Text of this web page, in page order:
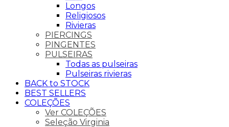
Longos
Religiosos
Rivieras
PIERCINGS
PINGENTES
PULSEIRAS
Todas as pulseiras
Pulseiras rivieras
BACK to STOCK
BEST SELLERS
COLEÇÕES
Ver COLEÇÕES
Seleção Virginia